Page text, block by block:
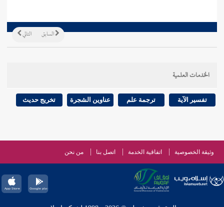
التالي السابق
الخدمات العلمية
تفسير الآية ترجمة علم عناوين الشجرة تخريج حديث
وثيقة الخصوصية اتفاقية الخدمة اتصل بنا من نحن